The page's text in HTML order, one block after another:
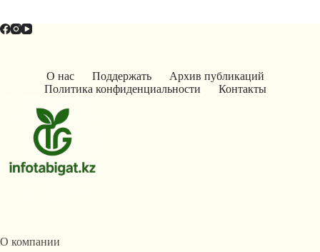
О нас Поддержать
Архив публикаций
Политика конфиденциальности
Контакты
О компании